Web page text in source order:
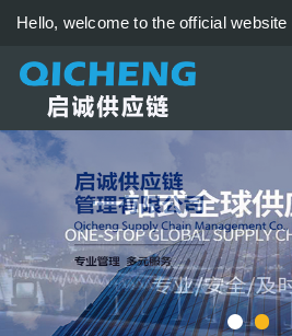
Hello, welcome to the official
Management Co., Ltd.!